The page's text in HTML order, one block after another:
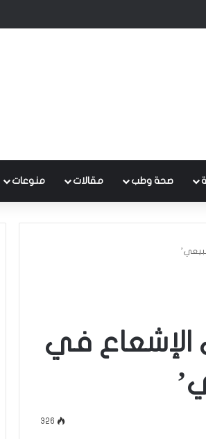
بالتعاون مع البنك الدولي
صحة وطب مقالات منوعات
الإشعاع في
326